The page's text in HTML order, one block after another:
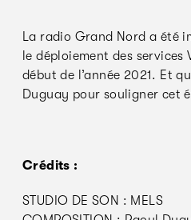
La radio Grand Nord a été
le déploiement des
début de l’année 2021. Et
Duguay pour souligner cet
Crédits :
STUDIO DE SON : MELS